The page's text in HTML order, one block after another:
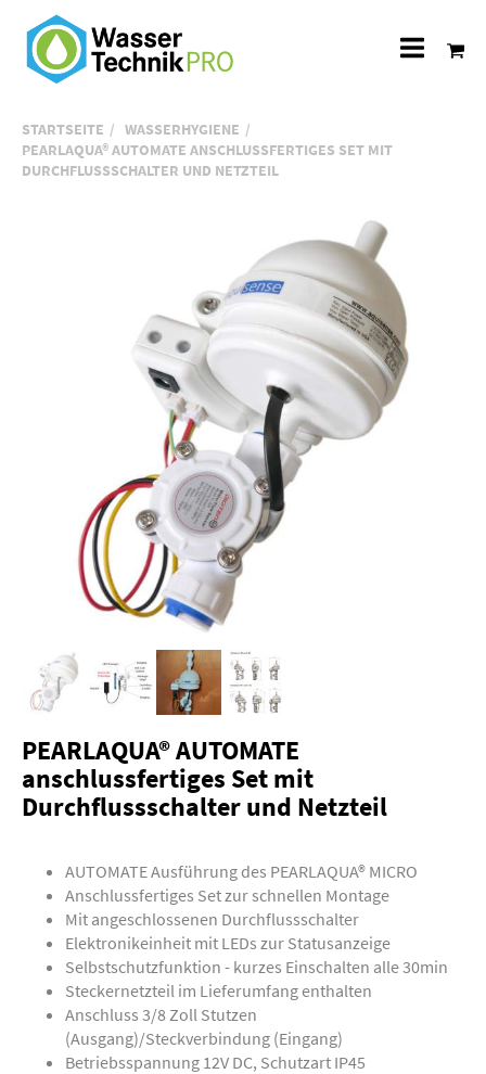
STARTSEITE
WASSERHYGIENE
PEARLAQUA® AUTOMATE ANSCHLUSSFERTIGES SET MIT
DURCHFLUSSSCHALTER UND NETZTEIL
PEARLAQUA® AUTOMATE
anschlussfertiges Set mit
Durchflussschalter und Netzteil
AUTOMATE Ausführung des PEARLAQUA® MICRO
Anschlussfertiges Set zur schnellen Montage
Mit angeschlossenen Durchflussschalter
Elektronikeinheit mit LEDs zur Statusanzeige
Selbstschutzfunktion - kurzes Einschalten alle 30min
Steckernetzteil im Lieferumfang enthalten
Anschluss 3/8 Zoll Stutzen
(Ausgang)/Steckverbindung (Eingang)
Betriebsspannung 12V DC, Schutzart IP45